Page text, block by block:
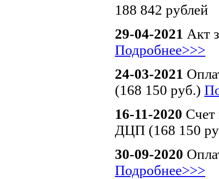
188 842 рублей
29-04-2021 Акт
Подробнее>>>
24-03-2021
(168 150 руб.)
16-11-2020 Счет
ДЦП (168 150
30-09-2020
Подробнее>>>